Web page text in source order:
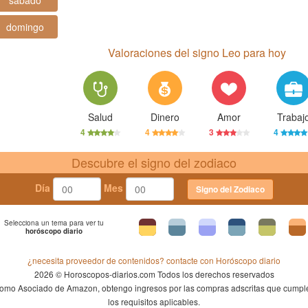
domingo
Valoraciones del signo Leo para hoy
Salud
4
Dinero
4
Amor
3 4
Descubre el signo del zodiaco
Día Mes Signo del Zodiaco
Selecciona un tema para ver tu
horóscopo diario
¿necesita proveedor de contenidos? contacte con Horóscopo diario
2026 © Horoscopos-diarios.com Todos los derechos reservados
Asociado de Amazon, obtengo ingresos por las compras adscritas que
los requisitos aplicables.